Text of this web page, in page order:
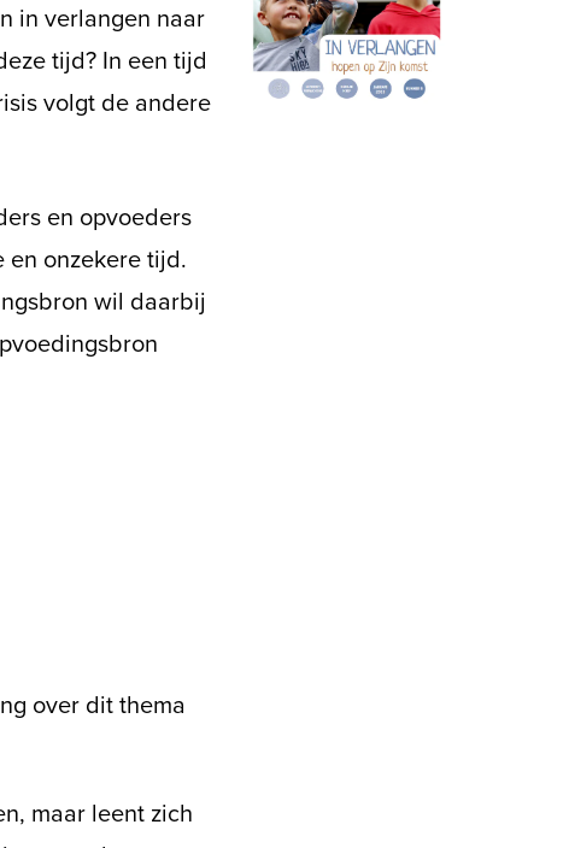
in verlangen naar
tijd? In een tijd
volgt de andere
en opvoeders
en onzekere tijd.
wil daarbij
over dit thema
maar leent zich